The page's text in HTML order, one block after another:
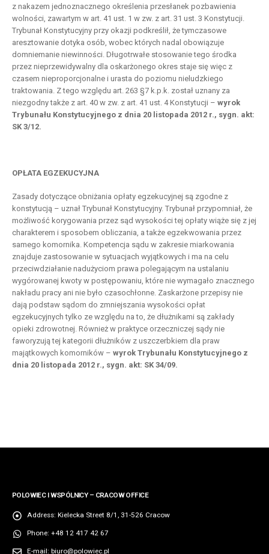
z nakazem jednoznacznego określenia przesłanek pozbawienia
wolności, zawartym w art. 41 ust. 1 w zw. z art. 31 ust. 3 Konstytucji.
Trybunał Konstytucyjny przy okazji podkreślił, że tymczasowe
aresztowanie dotyka osób, wobec których nadal obowiązuje
domniemanie niewinności. Długotrwałe stosowanie tego środka
przez nieprzewidywalny dla oskarżonego okres staje się więc z
czasem nieproporcjonalne i urasta do poziomu nieludzkiego
traktowania. Z tego względu art. 263 §7 k.p.k. został uznany za
niezgodny także z art. 40 w zw. z art. 41 ust. 4 Konstytucji – wyrok
Trybunału Konstytucyjnego z dnia 20 listopada 2012 r., sygn. akt:
SK 3/12.
OPŁATA EGZEKUCYJNA
Zasady dotyczące obniżania opłaty egzekucyjnej są zgodne z
konstytucją – uznał Trybunał Konstytucyjny. Trybunał przypomniał, że
możliwość korygowania przez sąd wysokości tej opłaty wiąże się z jej
charakterem i sposobem obliczania, a także egzekwowania przez
samego komornika. Kompetencja sądu w zakresie miarkowania
znajduje zastosowanie w sytuacjach wyjątkowych i ma na celu
przeciwdziałanie nadużyciom prawa polegającym na ustalaniu
wygórowanej kwoty w postępowaniu, które nie wymagało znacznego
nakładu pracy ani nie było czasochłonne. Zaskarżone przepisy nie
dają podstaw sądom do zmniejszania wysokości opłat
egzekucyjnych tylko ze względu na to, że dłużnikami są zakłady
opieki zdrowotnej. Również w praktyce orzeczniczej sądy nie
faworyzują tej kategorii dłużników z uszczerbkiem dla praw
majątkowych komorników – wyrok Trybunału Konstytucyjnego z
dnia 20 listopada 2012 r., sygn. akt: SK 34/09.
POLOWIEC I WSPÓLNICY – CRACOW OFFICE
Address: Kielecka Street 8/1, 31-526 Cracow
Phone: +48 12 417 42 67
E-mail: biuro@polowiec.pl